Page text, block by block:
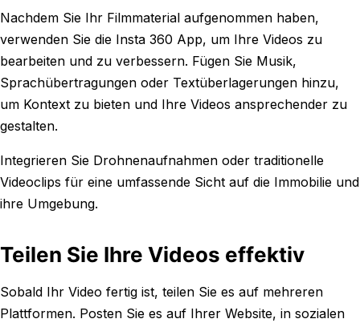
Nachdem Sie Ihr Filmmaterial aufgenommen haben,
verwenden Sie die Insta 360 App, um Ihre Videos zu
bearbeiten und zu verbessern. Fügen Sie Musik,
Sprachübertragungen oder Textüberlagerungen hinzu,
um Kontext zu bieten und Ihre Videos ansprechender zu
gestalten.
Integrieren Sie Drohnenaufnahmen oder traditionelle
Videoclips für eine umfassende Sicht auf die Immobilie und
ihre Umgebung.
Teilen Sie Ihre Videos effektiv
Sobald Ihr Video fertig ist, teilen Sie es auf mehreren
Plattformen. Posten Sie es auf Ihrer Website, in sozialen